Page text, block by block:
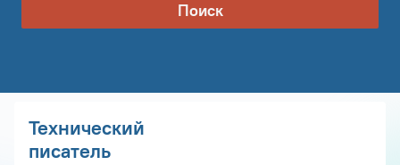
Поиск
Технический
писатель